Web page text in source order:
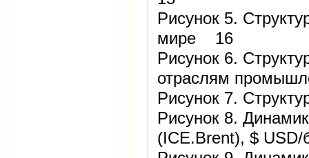
Рисунок 5.
мире 16
Рисунок 6.
отраслям
Рисунок 7.
Рисунок 8.
(ICE.Brent), $